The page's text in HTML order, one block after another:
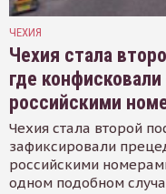
ЧЕХИЯ
Чехия стала
где
российскими
Чехия стала второй
зафиксировали
российскими
одном подобном